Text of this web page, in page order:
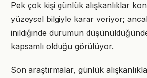
Pek çok kişi günlük alışkanlıklar
yüzeysel bilgiyle karar veriyor;
inildiğinde durumun
kapsamlı olduğu görülüyor.
Son araştırmalar, günlük